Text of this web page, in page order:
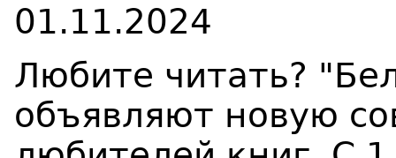
01.11.2024
Любите читать?
объявляют новую